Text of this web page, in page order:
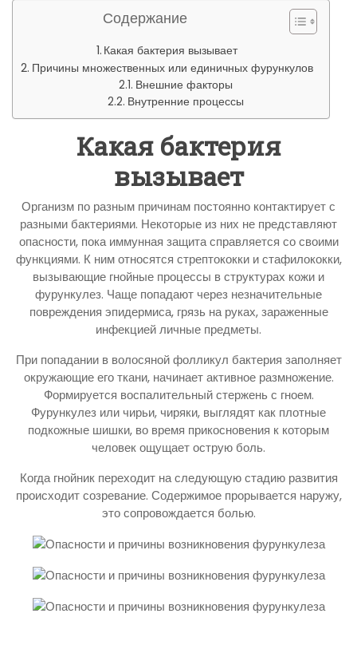
Содержание
Какая бактерия вызывает
Причины множественных или единичных фурункулов
Внешние факторы
Внутренние процессы
Какая бактерия
вызывает
Организм по разным причинам постоянно контактирует с
разными бактериями. Некоторые из них не представляют
опасности, пока иммунная защита справляется со своими
функциями. К ним относятся стрептококки и стафилококки,
вызывающие гнойные процессы в структурах кожи и
фурункулез. Чаще попадают через незначительные
повреждения эпидермиса, грязь на руках, зараженные
инфекцией личные предметы.
При попадании в волосяной фолликул бактерия заполняет
окружающие его ткани, начинает активное размножение.
Формируется воспалительный стержень с гноем.
Фурункулез или чирьи, чиряки, выглядят как плотные
подкожные шишки, во время прикосновения к которым
человек ощущает острую боль.
Когда гнойник переходит на следующую стадию развития
происходит созревание. Содержимое прорывается наружу,
это сопровождается болью.